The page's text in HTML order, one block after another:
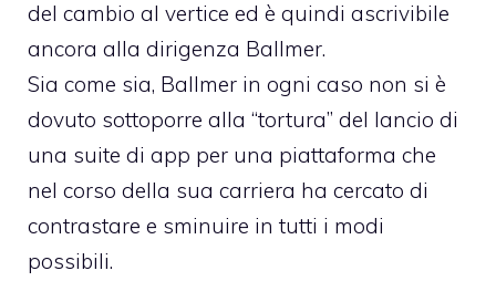
del cambio al vertice ed è quindi ascrivibile
ancora alla dirigenza Ballmer.
Sia come sia, Ballmer in ogni caso non si è
dovuto sottoporre alla “tortura” del lancio di
una suite di app per una piattaforma che
nel corso della sua carriera ha cercato di
contrastare e sminuire in tutti i modi
possibili.